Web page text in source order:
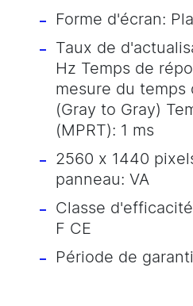
Forme d'écran:
Taux de
Hz Temps de
mesure du temps
(Gray to Gray)
(MPRT): 1 ms
2560 x 1440
panneau: VA
Classe
F CE
Période de